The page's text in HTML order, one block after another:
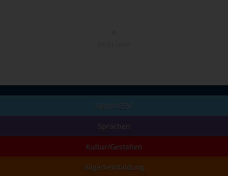
Beruf/EDV
Sprachen
Kultur/Gestalten
Allgemeinbildung